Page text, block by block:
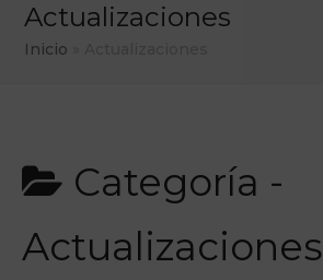
Actualizaciones
Inicio
Categoría -
Actualizaciones